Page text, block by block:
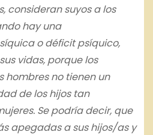
consideran suyos a los
hay una
o déficit psíquico,
vidas, porque los
hombres no tienen un
de los hijos tan
Se podría decir, que
apegadas a sus hijos/as y